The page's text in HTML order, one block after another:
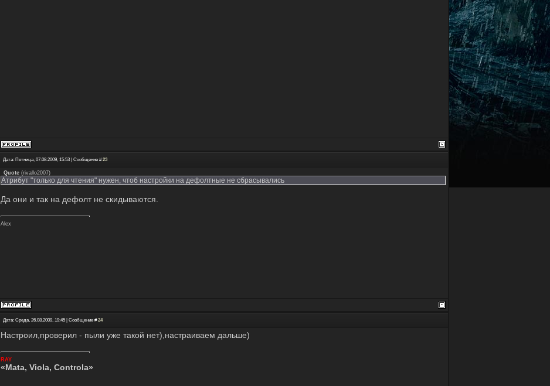
Дата: Пятница, 07.08.2009, 15:53 | Сообщение #23
Quote (rivallo2007)
Атрибут "только для чтения" нужен, чтоб настройки на дефолтные не сбрасывались
Да они и так на дефолт не скидываются.
Alex
Дата: Среда, 26.08.2009, 19:45 | Сообщение #24
Настроил,проверил - пыли уже такой нет),настраиваем дальше)
RAY
«Mata, Viola, Controla»